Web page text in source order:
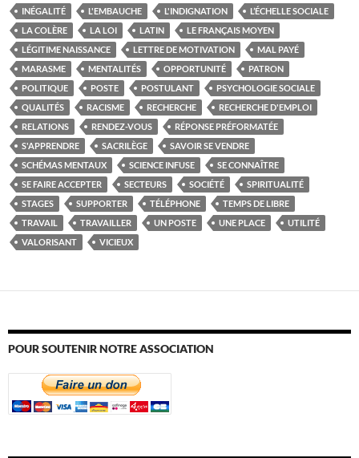
INÉGALITÉ L'EMBAUCHE L'INDIGNATION
L’ÉCHELLE SOCIALE
LA COLÈRE
LA LOI LATIN
LE FRANÇAIS MOYEN
LÉGITIME NAISSANCE
LETTRE DE MOTIVATION
MAL PAYÉ
MARASME
MENTALITÉS OPPORTUNITÉ
PATRON
POLITIQUE
POSTE POSTULANT
PSYCHOLOGIE SOCIALE
QUALITÉS
RACISME RECHERCHE
RECHERCHE D'EMPLOI
RELATIONS
RENDEZ-VOUS
RÉPONSE PRÉFORMATÉE
S'APPRENDRE
SACRILÈGE
SAVOIR SE VENDRE
SCHÉMAS MENTAUX
SCIENCE INFUSE
SE CONNAÎTRE
SE FAIRE ACCEPTER
SECTEURS SOCIÉTÉ
SPIRITUALITÉ
STAGES
SUPPORTER TÉLÉPHONE
TEMPS DE LIBRE
TRAVAIL
TRAVAILLER UN POSTE UNE PLACE
UTILITÉ
VALORISANT
VICIEUX
POUR SOUTENIR NOTRE ASSOCIATION